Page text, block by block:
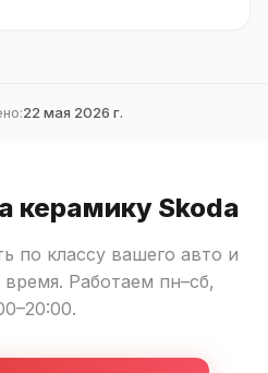
22 мая 2026 г.
керамику Skoda
по классу вашего авто и
Работаем пн–сб,